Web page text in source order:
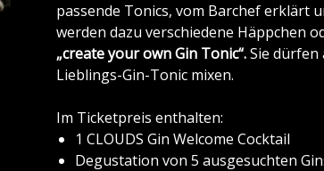
passende Tonics, vom Barchef erklärt
werden dazu verschiedene Häppchen
„create your own Gin Tonic“.Sie dürfen
Lieblings-Gin-Tonic mixen.
Im Ticketpreis enthalten:
1 CLOUDS Gin Welcome Cocktail
Degustation von 5 ausgesuchten